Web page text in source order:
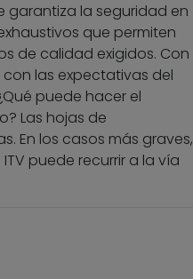
garantiza la seguridad en
que permiten
de calidad exigidos. Con
las expectativas del
puede hacer el
Las hojas de
En los casos más graves,
puede recurrir a la vía